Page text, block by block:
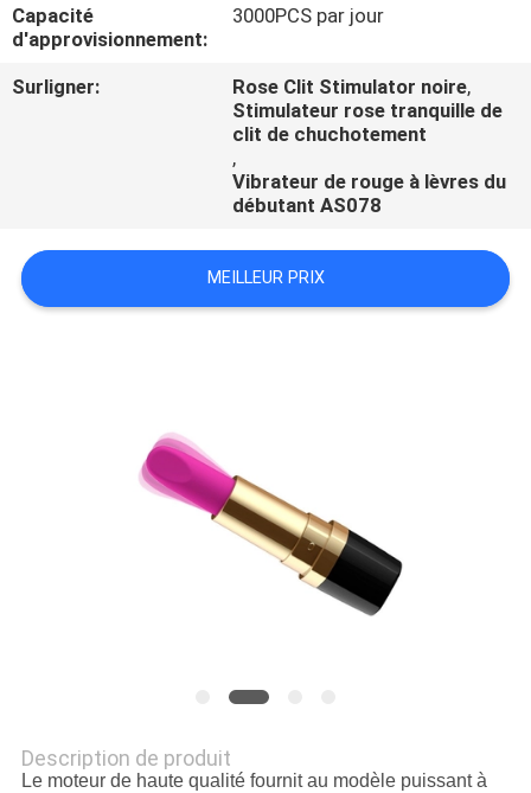
CONTACTEZ-
NOUS
CITATION
Capacité
d'approvisionnement:
3000PCS par jour
Surligner: Rose Clit Stimulator noire,
Stimulateur rose tranquille de
clit de chuchotement
,
Vibrateur de rouge à lèvres du
débutant AS078
MEILLEUR PRIX
Description de produit
Le moteur de haute qualité fournit au modèle puissant à